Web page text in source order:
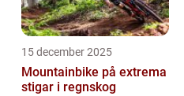
15 december 2025
Mountainbike på extrema
stigar i regnskog